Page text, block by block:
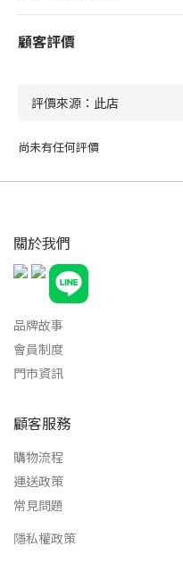
顧客評價
尚未有任何評價
關於我們
品牌故事
會員制度
門市資訊
顧客服務
購物流程
運送政策
常見問題
隱私權政策